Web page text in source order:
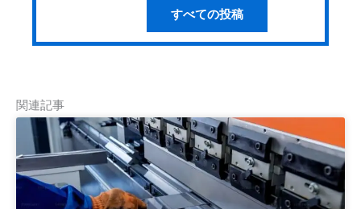
すべての投稿
関連記事